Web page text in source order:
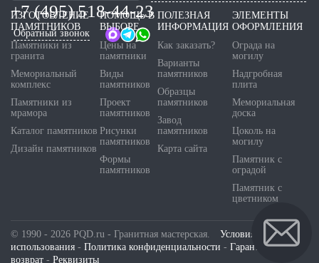
+7 (495) 518-44-23
Обратный звонок
ИЗГОТОВЛЕНИЕ
ПАМЯТНИКОВ
Памятники из
гранита
Мемориальный
комплекс
Памятники из
мрамора
Каталог памятников
Дизайн памятников
ПОМОЩЬ В
ВЫБОРЕ
Цены на
памятники
Виды
памятников
Проект
памятников
Рисунки
памятников
Формы
памятников
ПОЛЕЗНАЯ
ИНФОРМАЦИЯ
Как заказать?
Варианты
памятников
Образцы
памятников
Завод
памятников
Карта сайта
ЭЛЕМЕНТЫ
ОФОРМЛЕНИЯ
Ограда на
могилу
Надгробная
плита
Мемориальная
доска
Цоколь на
могилу
Памятник с
оградой
Памятник с
цветником
© 1990 - 2026 PQD.ru - Гранитная мастерская. Условия
использования - Политика конфиденциальности - Гарантия и
возврат - Реквизиты